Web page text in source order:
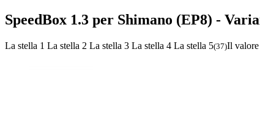
SpeedBox 1.3 per Shimano (EP8) -
La stella 1 La stella 2 La stella 3 La stella 4 La stella 5(37)Il